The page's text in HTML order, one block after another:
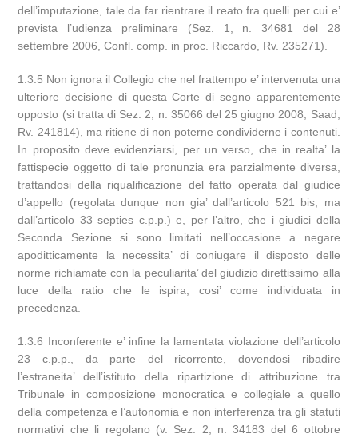
dell’imputazione, tale da far rientrare il reato fra quelli per cui e’
prevista l’udienza preliminare (Sez. 1, n. 34681 del 28
settembre 2006, Confl. comp. in proc. Riccardo, Rv. 235271).
1.3.5 Non ignora il Collegio che nel frattempo e’ intervenuta una
ulteriore decisione di questa Corte di segno apparentemente
opposto (si tratta di Sez. 2, n. 35066 del 25 giugno 2008, Saad,
Rv. 241814), ma ritiene di non poterne condividerne i contenuti.
In proposito deve evidenziarsi, per un verso, che in realta’ la
fattispecie oggetto di tale pronunzia era parzialmente diversa,
trattandosi della riqualificazione del fatto operata dal giudice
d’appello (regolata dunque non gia’ dall’articolo 521 bis, ma
dall’articolo 33 septies c.p.p.) e, per l’altro, che i giudici della
Seconda Sezione si sono limitati nell’occasione a negare
apoditticamente la necessita’ di coniugare il disposto delle
norme richiamate con la peculiarita’ del giudizio direttissimo alla
luce della ratio che le ispira, cosi’ come individuata in
precedenza.
1.3.6 Inconferente e’ infine la lamentata violazione dell’articolo
23 c.p.p., da parte del ricorrente, dovendosi ribadire
l’estraneita’ dell’istituto della ripartizione di attribuzione tra
Tribunale in composizione monocratica e collegiale a quello
della competenza e l’autonomia e non interferenza tra gli statuti
normativi che li regolano (v. Sez. 2, n. 34183 del 6 ottobre